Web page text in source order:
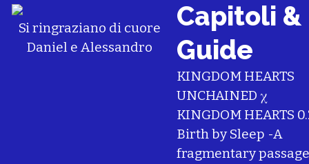
Si ringraziano di cuore
Daniel e Alessandro
Capitoli &
Guide
KINGDOM HEARTS
UNCHAINED χ
KINGDOM HEARTS
Birth by Sleep -A
fragmentary